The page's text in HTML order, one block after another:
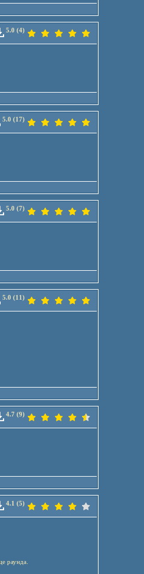
5.0 (4)
5.0 (17)
5.0 (7)
5.0 (11)
4.7 (9)
4.1 (5)
раунда.